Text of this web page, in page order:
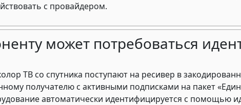
с провайдером.
может потребоваться
ТВ со спутника поступают на ресивер в
получателю с активными подписками на пакет
автоматически идентифицируется с помощью